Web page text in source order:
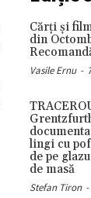
Cărţi şi
din
Vasile Ernu -
lingi cu
de pe
de masă
Stefan Tiron -